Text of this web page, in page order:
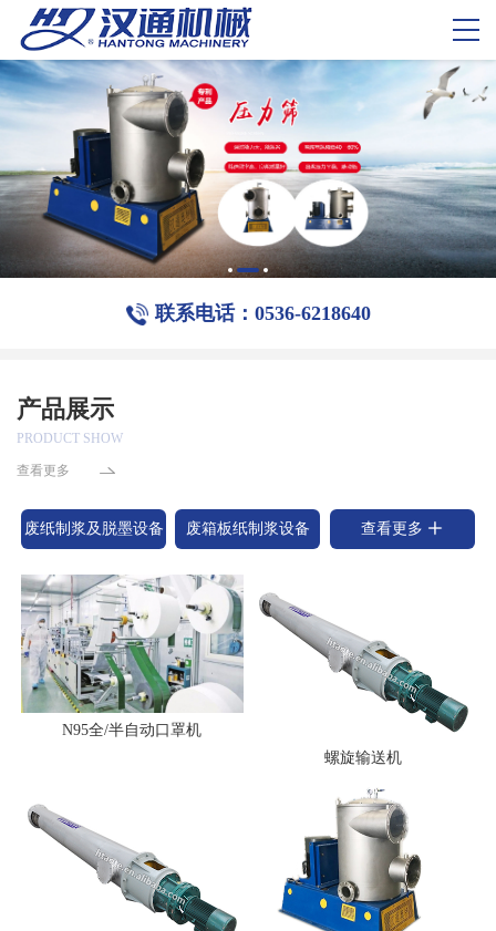
联系电话：0536-6218640
产品展示
PRODUCT SHOW
查看更多
废纸制浆及脱墨设备 废箱板纸制浆设备 查看更多
N95全/半自动口罩机
螺旋输送机